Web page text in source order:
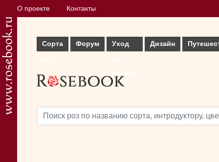
О проекте Контакты
Сорта
Форум
Уход
Дизайн